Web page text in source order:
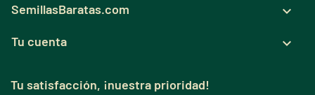
SemillasBaratas.com 
Tu cuenta 
Tu satisfacción, ¡nuestra prioridad!